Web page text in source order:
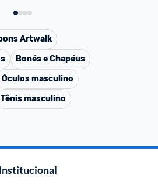
Artwalk
Bonés e Chapéus
Óculos masculino
Tênis masculino